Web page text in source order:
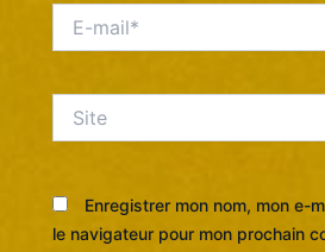
mail*
Enregistrer mon nom, mon e-
le navigateur pour mon prochain